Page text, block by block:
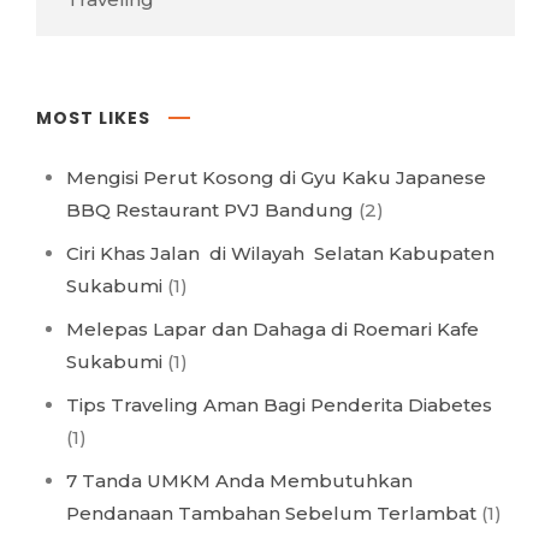
MOST LIKES
Mengisi Perut Kosong di Gyu Kaku Japanese
BBQ Restaurant PVJ Bandung (2)
Ciri Khas Jalan di Wilayah Selatan Kabupaten
Sukabumi (1)
Melepas Lapar dan Dahaga di Roemari Kafe
Sukabumi (1)
Tips Traveling Aman Bagi Penderita Diabetes
(1)
7 Tanda UMKM Anda Membutuhkan
Pendanaan Tambahan Sebelum Terlambat (1)